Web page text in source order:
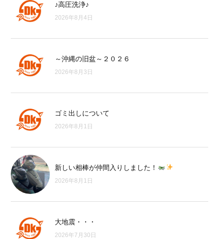
♪高圧洗浄♪
2026年8月4日
～沖縄の旧盆～２０２６
2026年8月3日
ゴミ出しについて
2026年8月1日
新しい相棒が仲間入りしました！
2026年8月1日
大地震・・・
2026年7月30日